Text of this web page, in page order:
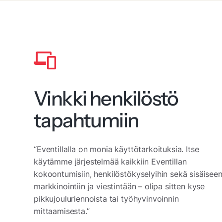
Vinkki henkilöstö
tapahtumiin
“Eventillalla on monia käyttötarkoituksia. Itse
käytämme järjestelmää kaikkiin Eventillan
kokoontumisiin, henkilöstökyselyihin sekä sisäiseen
markkinointiin ja viestintään – olipa sitten kyse
pikkujouluriennoista tai työhyvinvoinnin
mittaamisesta.”